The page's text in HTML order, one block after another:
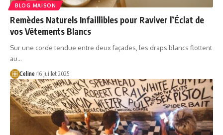
BLOG MAISON
Remèdes Naturels Infaillibles pour Raviver l’Éclat de
vos Vêtements Blancs
Sur une corde tendue entre deux façades, les draps blancs flottent
au…
Celine 16 juillet 2025